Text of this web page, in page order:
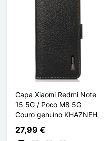
Capa Xiaomi Redmi Note
15 5G / Poco M8 5G
Couro genuíno KHAZNEH
27,99 €